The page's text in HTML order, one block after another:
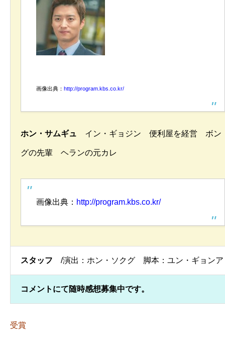
画像出典： http://program.kbs.co.kr/
ホン・サムギュ イン・ギョジン 便利屋を経営 ボン
グの先輩 ヘランの元カレ
画像出典： http://program.kbs.co.kr/
スタッフ /演出：ホン・ソクグ 脚本：ユン・ギョンア
コメントにて随時感想募集中です。
受賞